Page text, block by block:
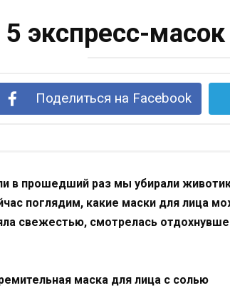
5 экспресс-
Поделиться на Facebook
в прошедший раз мы убирали
поглядим, какие маски для лица
свежестью, смотрелась
маска для лица с солью